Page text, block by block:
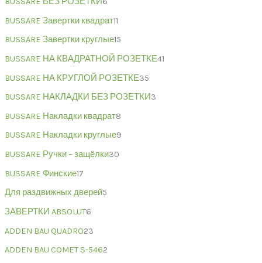
BUSSARE Завертки квадрат11
BUSSARE Завертки круглые15
BUSSARE НА КВАДРАТНОЙ РОЗЕТКЕ41
BUSSARE НА КРУГЛОЙ РОЗЕТКЕ35
BUSSARE НАКЛАДКИ БЕЗ РОЗЕТКИ3
BUSSARE Накладки квадрат8
BUSSARE Накладки круглые9
BUSSARE Ручки – защёлки30
BUSSARE Финские17
Для раздвижных дверей5
ЗАВЕРТКИ ABSOLUT6
ADDEN BAU QUADRO23
ADDEN BAU COMET S-5462